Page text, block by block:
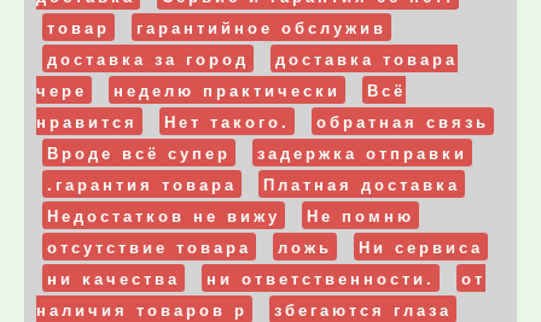
товар
гарантийное обслужив
доставка за город
доставка товара
чере
неделю практически
Всё
нравится
Нет такого.
обратная связь
Вроде всё супер
задержка отправки
.гарантия товара
Платная доставка
Недостатков не вижу
Не помню
отсутствие товара
ложь
Ни сервиса
ни качества
ни ответственности.
от
наличия товаров р
збегаются глаза